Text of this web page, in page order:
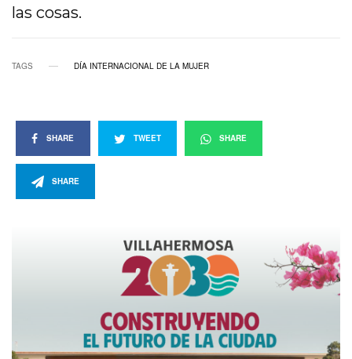
las cosas.
TAGS DÍA INTERNACIONAL DE LA MUJER
SHARE TWEET SHARE
SHARE